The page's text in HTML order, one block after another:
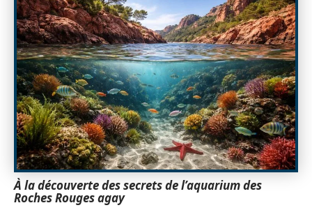
À la découverte des secrets de l’aquarium des
Roches Rouges agay